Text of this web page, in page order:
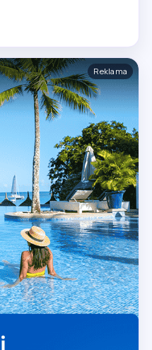
Reklama